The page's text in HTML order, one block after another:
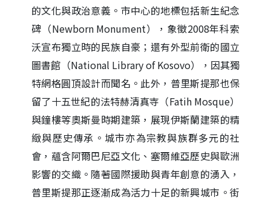
的文化與政治意義。市中心的地標包括新生紀念
碑（Newborn Monument），象徵2008年科索
沃宣布獨立時的民族自豪；還有外型前衛的國立
圖書館（National Library of Kosovo），因其獨
特網格圓頂設計而聞名。此外，普里斯提那也保
留了十五世紀的法特赫清真寺（Fatih Mosque）
與鐘樓等奧斯曼時期建築，展現伊斯蘭建築的精
緻與歷史傳承。城市亦為宗教與族群多元的社
會，蘊含阿爾巴尼亞文化、塞爾維亞歷史與歐洲
影響的交織。隨著國際援助與青年創意的湧入，
普里斯提那正逐漸成為活力十足的新興城市。街